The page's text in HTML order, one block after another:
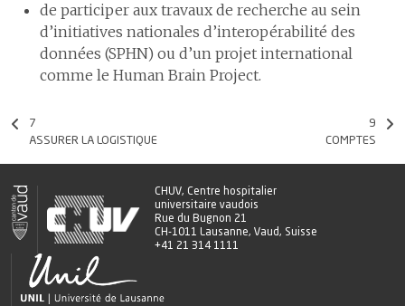
de participer aux travaux de recherche au sein
d’initiatives nationales d’interopérabilité des
données (SPHN) ou d’un projet international
comme le Human Brain Project.
7
ASSURER LA LOGISTIQUE
9
COMPTES
CHUV, Centre hospitalier
universitaire vaudois
Rue du Bugnon 21
CH-1011 Lausanne, Vaud, Suisse
+41 21 314 1111